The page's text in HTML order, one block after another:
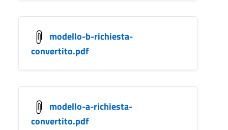
modello-b-richiesta-
convertito.pdf
modello-a-richiesta-
convertito.pdf